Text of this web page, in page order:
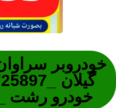
خودروبر
خودرو رشت